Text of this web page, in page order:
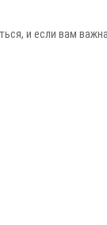
и если вам